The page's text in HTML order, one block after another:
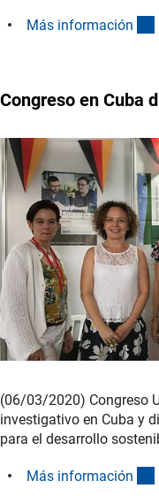
Más información
Congreso en Cuba
(06/03/2020) Congreso
investigativo en Cuba y
para el desarrollo
Más información